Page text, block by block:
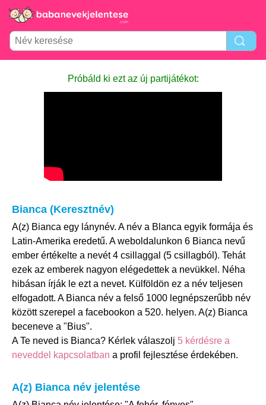
Próbáld ki ezt az új partijátékot:
Bianca (Keresztnév)
A(z) Bianca egy lánynév. A név a Blanca egyik formája és
Latin-Amerika eredetű. A weboldalunkon 6 Bianca nevű
ember értékelte a nevét 4 csillaggal (5 csillagból). Tehát
ezek az emberek nagyon elégedettek a nevükkel. Néha
hibásan írják le ezt a nevet. Külföldön ez a név teljesen
elfogadott. A Bianca név a felső 1000 legnépszerűbb név
között szerepel a facebookon a 520. helyen. A(z) Bianca
beceneve a "Bius".
A Te neved is Bianca? Kérlek válaszolj 5 kérdésre a
neveddel kapcsolatban a profil fejlesztése érdekében.
A(z) Bianca név jelentése